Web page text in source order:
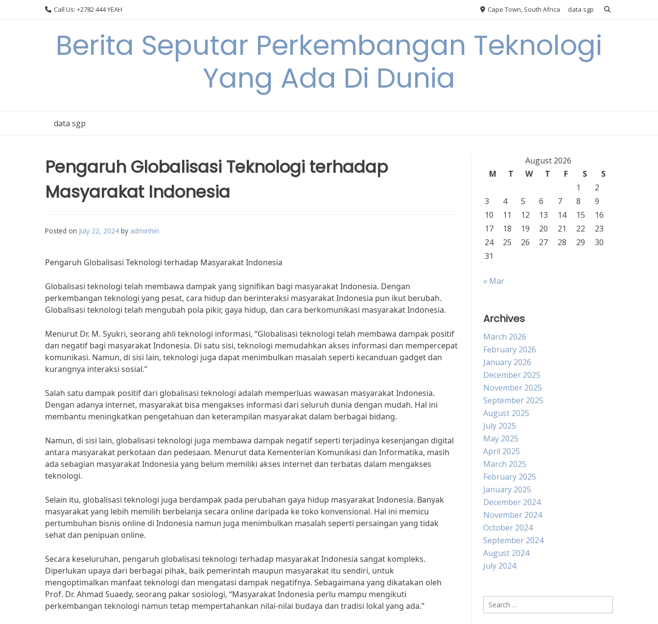
Call Us: +2782 444 YEAH Cape Town, South Africa data sgp
Berita Seputar Perkembangan Teknologi
Yang Ada Di Dunia
data sgp
Pengaruh Globalisasi Teknologi terhadap
Masyarakat Indonesia
Posted on July 22, 2024 by adminhin
Pengaruh Globalisasi Teknologi terhadap Masyarakat Indonesia
Globalisasi teknologi telah membawa dampak yang signifikan bagi masyarakat Indonesia. Dengan
perkembangan teknologi yang pesat, cara hidup dan berinteraksi masyarakat Indonesia pun ikut berubah.
Globalisasi teknologi telah mengubah pola pikir, gaya hidup, dan cara berkomunikasi masyarakat Indonesia.
Menurut Dr. M. Syukri, seorang ahli teknologi informasi, “Globalisasi teknologi telah membawa dampak positif
dan negatif bagi masyarakat Indonesia. Di satu sisi, teknologi memudahkan akses informasi dan mempercepat
komunikasi. Namun, di sisi lain, teknologi juga dapat menimbulkan masalah seperti kecanduan gadget dan
kurangnya interaksi sosial.”
Salah satu dampak positif dari globalisasi teknologi adalah memperluas wawasan masyarakat Indonesia.
Dengan adanya internet, masyarakat bisa mengakses informasi dari seluruh dunia dengan mudah. Hal ini
membantu meningkatkan pengetahuan dan keterampilan masyarakat dalam berbagai bidang.
Namun, di sisi lain, globalisasi teknologi juga membawa dampak negatif seperti terjadinya kesenjangan digital
antara masyarakat perkotaan dan pedesaan. Menurut data Kementerian Komunikasi dan Informatika, masih
ada sebagian masyarakat Indonesia yang belum memiliki akses internet dan terbatas dalam mengakses
teknologi.
Selain itu, globalisasi teknologi juga berdampak pada perubahan gaya hidup masyarakat Indonesia. Banyak
masyarakat yang lebih memilih berbelanja secara online daripada ke toko konvensional. Hal ini memicu
pertumbuhan bisnis online di Indonesia namun juga menimbulkan masalah seperti persaingan yang tidak
sehat dan penipuan online.
Secara keseluruhan, pengaruh globalisasi teknologi terhadap masyarakat Indonesia sangat kompleks.
Diperlukan upaya dari berbagai pihak, baik pemerintah maupun masyarakat itu sendiri, untuk
mengoptimalkan manfaat teknologi dan mengatasi dampak negatifnya. Sebagaimana yang dikatakan oleh
Prof. Dr. Ahmad Suaedy, seorang pakar sosiologi, “Masyarakat Indonesia perlu mampu mengikuti
perkembangan teknologi namun tetap mempertahankan nilai-nilai budaya dan tradisi lokal yang ada.”
August 2026
M
T W T F S
S
1
2
3
4 5 6 7 8
9
10
11 12 13 14 15
16
17
18 19 20 21 22
23
24
25 26 27 28 29
30
31
« Mar
Archives
March 2026
February 2026
January 2026
December 2025
November 2025
September 2025
August 2025
July 2025
May 2025
April 2025
March 2025
February 2025
January 2025
December 2024
November 2024
October 2024
September 2024
August 2024
July 2024
Search
for: